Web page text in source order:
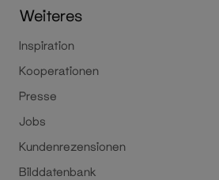
Weiteres
Inspiration
Kooperationen
Presse
Jobs
Kundenrezensionen
Bilddatenbank